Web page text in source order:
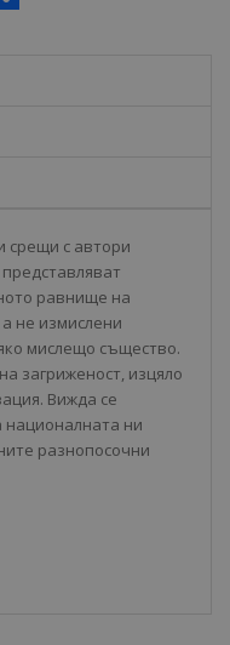
срещи с автори
равнище на
не измислени
мислещо същество.
загриженост, изцяло
Вижда се
националната ни
разнопосочни